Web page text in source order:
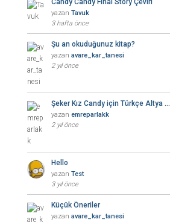
Candy Candy Final Story Çeviri
yazan Tavuk
3 hafta önce
Şu an okuduğunuz kitap?
yazan avare_kar_tanesi
2 yıl önce
Şeker Kız Candy için Türkçe Altya …
yazan emreparlakk
2 yıl önce
Hello
yazan Test
3 yıl önce
Küçük Öneriler
yazan avare_kar_tanesi